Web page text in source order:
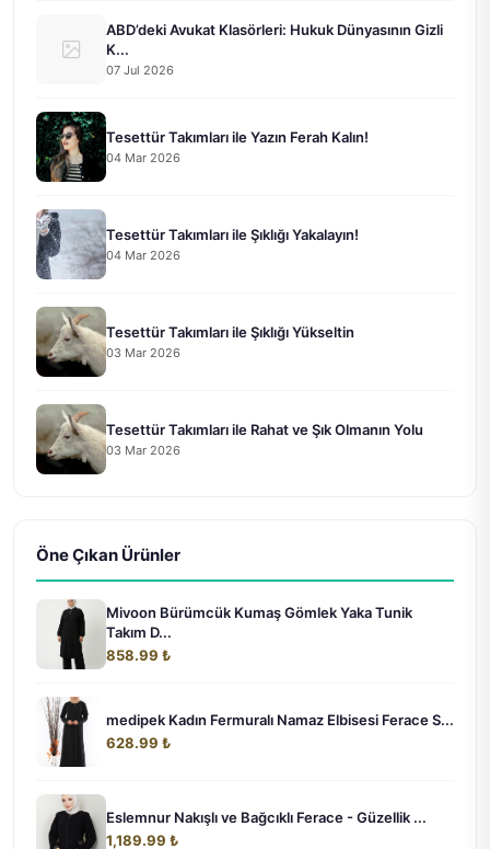
ABD’deki Avukat Klasörleri: Hukuk Dünyasının Gizli
K...
07 Jul 2026
Tesettür Takımları ile Yazın Ferah Kalın!
04 Mar 2026
Tesettür Takımları ile Şıklığı Yakalayın!
04 Mar 2026
Tesettür Takımları ile Şıklığı Yükseltin
03 Mar 2026
Tesettür Takımları ile Rahat ve Şık Olmanın Yolu
03 Mar 2026
Öne Çıkan Ürünler
Mivoon Bürümcük Kumaş Gömlek Yaka Tunik
Takım D...
858.99 ₺
medipek Kadın Fermuralı Namaz Elbisesi Ferace S...
628.99 ₺
Eslemnur Nakışlı ve Bağcıklı Ferace - Güzellik ...
1,189.99 ₺